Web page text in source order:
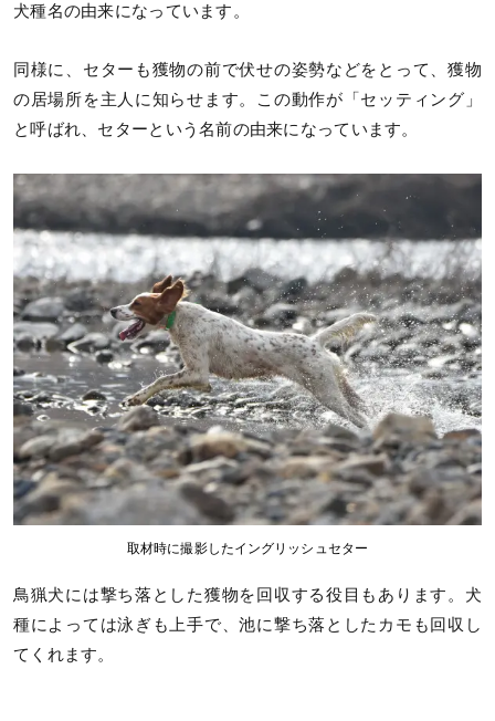
犬種名の由来になっています。
同様に、セターも獲物の前で伏せの姿勢などをとって、獲物
の居場所を主人に知らせます。この動作が「セッティング」
と呼ばれ、セターという名前の由来になっています。
取材時に撮影したイングリッシュセター
鳥猟犬には撃ち落とした獲物を回収する役目もあります。犬
種によっては泳ぎも上手で、池に撃ち落としたカモも回収し
てくれます。